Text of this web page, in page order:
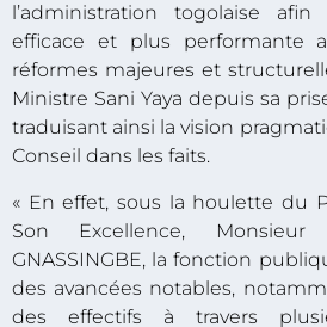
l’administration togolaise
efficace et plus performante
réformes majeures et
Ministre Sani Yaya depuis sa
traduisant ainsi la vision
Conseil dans les faits.
« En effet, sous la houlette du
Son Excellence, Monsieur
GNASSINGBE, la fonction
des avancées notables,
des effectifs à travers